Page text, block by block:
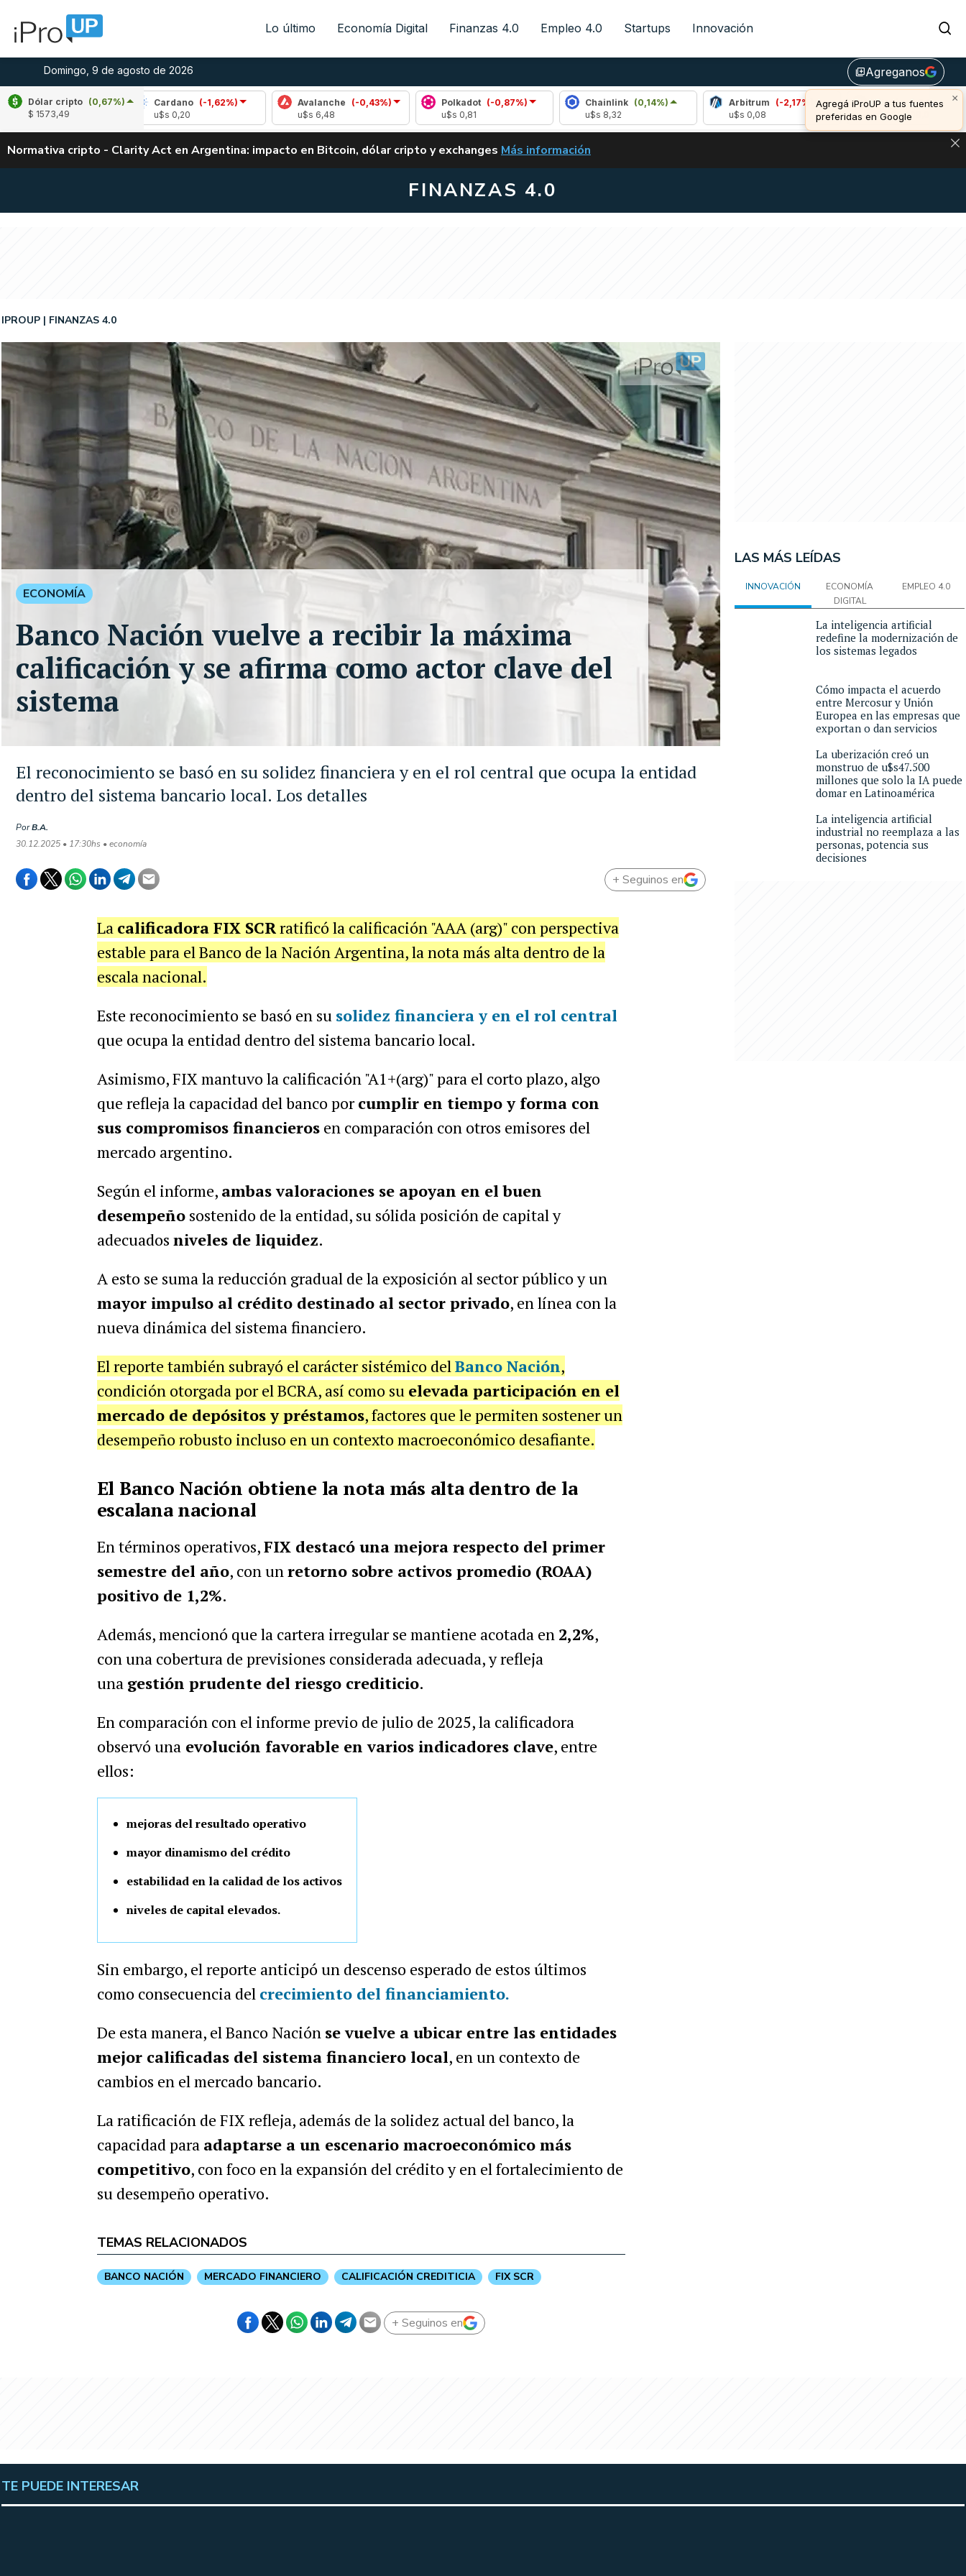
Lo último Economía Digital Finanzas 4.0 Empleo 4.0 Startups Innovación
Domingo, 9 de agosto de 2026 library_addAgreganos
×
Agregá iProUP a tus fuentes
preferidas en Google
Dólar cripto (0,67%)
$ 1573,49
(0,06%)
Cardano (-1,62%)
Avalanche (-0,43%)
Polkadot (-0,87%)
Chainlink
(0,14%)
Arbitrum
(-2,17%)
Bitcoin (-0,11%)
u$s 64.908,00
Normativa cripto - Clarity Act en Argentina: impacto en Bitcoin, dólar cripto y exchanges CLARITY ACT EN ARGENTINA: IMPACTO EN BITCOIN, DÓLAR CRIPTO Y EXCHANGES
Más información
FINANZAS 4.0
El reconocimiento se basó en su solidez financiera y en el rol central que ocupa la entidad
dentro del sistema bancario local. Los detalles
IPROUP FINANZAS 4.0
PorB.A.
30.12.2025 • 17:30hs • economía
ECONOMÍA
Banco Nación vuelve a recibir la máxima
calificación y se afirma como actor clave del
sistema
+ Seguinos en
La calificadora FIX SCRratificó la calificación "AAA (arg)" con perspectiva
estable para el Banco de la Nación Argentina, la nota más alta dentro de la
escala nacional.
Este reconocimiento se basó en su solidez financiera y en el rol central
que ocupa la entidad dentro del sistema bancario local.
Asimismo, FIX mantuvo la calificación "A1+(arg)" para el corto plazo, algo
que refleja la capacidad del banco porcumplir en tiempo y forma con
sus compromisos financierosen comparación con otros emisores del
mercado argentino.
Según el informe, ambas valoraciones se apoyan en el buen
desempeñosostenido de la entidad, su sólida posición de capital y
adecuados niveles de liquidez.
A esto se suma la reducción gradual de la exposición al sector público y un
mayor impulso al crédito destinado al sector privado, en línea con la
nueva dinámica del sistema financiero.
El reporte también subrayó el carácter sistémico delBanco Nación,
condición otorgada por el BCRA, así como su elevada participación en el
mercado de depósitos y préstamos, factores que le permiten sostener un
desempeño robusto incluso en un contexto macroeconómico desafiante.
El Banco Nación obtiene la nota más alta dentro de la
escalana nacional
En términos operativos,FIX destacó una mejora respecto del primer
semestre del año, con unretorno sobre activos promedio (ROAA)
positivo de 1,2%.
Además, mencionó que la cartera irregular se mantiene acotada en 2,2%,
con una cobertura de previsiones considerada adecuada, y refleja
una gestión prudente del riesgo crediticio.
En comparación con el informe previo de julio de 2025, la calificadora
observó unaevolución favorable en varios indicadores clave, entre
ellos:
mejoras del resultado operativo
mayor dinamismo del crédito
estabilidad en la calidad de los activos
niveles de capital elevados.
Sin embargo, el reporte anticipó un descenso esperado de estos últimos
como consecuencia del crecimiento del financiamiento.
De esta manera, el Banco Nación se vuelve a ubicar entre las entidades
mejor calificadas del sistema financiero local, en un contexto de
cambios en el mercado bancario.
La ratificación de FIX refleja, además de la solidez actual del banco, la
capacidad para adaptarse a un escenario macroeconómico más
competitivo, con foco en la expansión del crédito y en el fortalecimiento de
su desempeño operativo.
TEMAS RELACIONADOS
BANCO NACIÓN MERCADO FINANCIERO CALIFICACIÓN CREDITICIA FIX SCR
+ Seguinos en
LAS MÁS LEÍDAS
INNOVACIÓN
ECONOMÍA
DIGITAL
EMPLEO 4.0
La inteligencia artificial
redefine la modernización de
los sistemas legados
Cómo impacta el acuerdo
entre Mercosur y Unión
Europea en las empresas que
exportan o dan servicios
La uberización creó un
monstruo de u$s47.500
millones que solo la IA puede
domar en Latinoamérica
La inteligencia artificial
industrial no reemplaza a las
personas, potencia sus
decisiones
TE PUEDE INTERESAR